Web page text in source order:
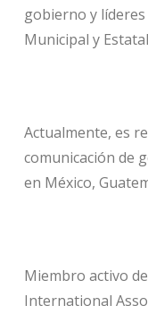
gobierno y
Municipal y
Actualmente, es
comunicación de
en México,
Miembro activo
International